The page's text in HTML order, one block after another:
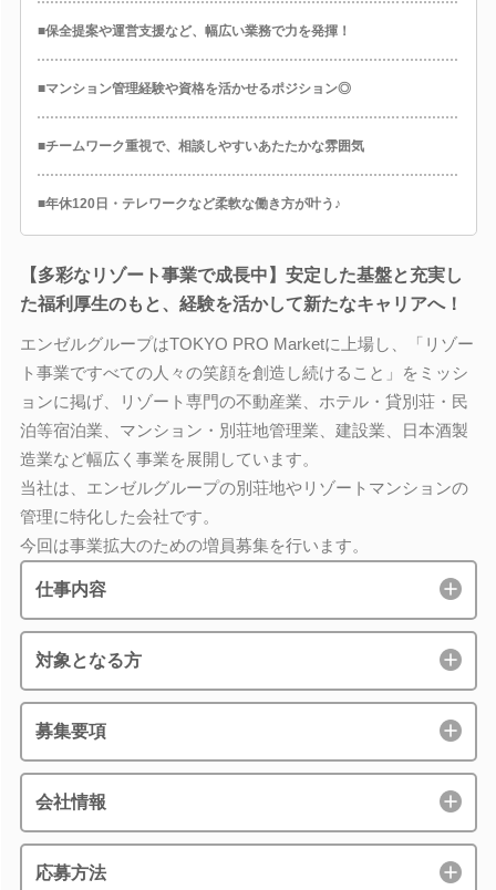
■保全提案や運営支援など、幅広い業務で力を発揮！
■マンション管理経験や資格を活かせるポジション◎
■チームワーク重視で、相談しやすいあたたかな雰囲気
■年休120日・テレワークなど柔軟な働き方が叶う♪
【多彩なリゾート事業で成長中】安定した基盤と充実し
た福利厚生のもと、経験を活かして新たなキャリアへ！
エンゼルグループはTOKYO PRO Marketに上場し、「リゾー
ト事業ですべての人々の笑顔を創造し続けること」をミッシ
ョンに掲げ、リゾート専門の不動産業、ホテル・貸別荘・民
泊等宿泊業、マンション・別荘地管理業、建設業、日本酒製
造業など幅広く事業を展開しています。
当社は、エンゼルグループの別荘地やリゾートマンションの
管理に特化した会社です。
今回は事業拡大のための増員募集を行います。
仕事内容
対象となる方
募集要項
会社情報
応募方法